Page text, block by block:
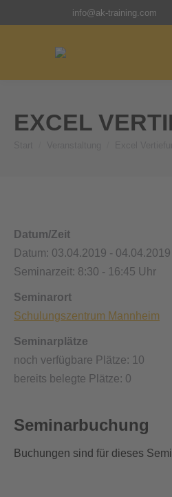
info@ak-training.com
EXCEL
Datum/Zeit
Datum: 03.04.2019 - 04.04.2019
Seminarzeit: 8:30 - 16:45 Uhr
Seminarort
Schulungszentrum Mannheim
Seminarplätze
noch verfügbare Plätze: 10
bereits belegte Plätze: 0
Seminarbuchung
Buchungen sind für dieses